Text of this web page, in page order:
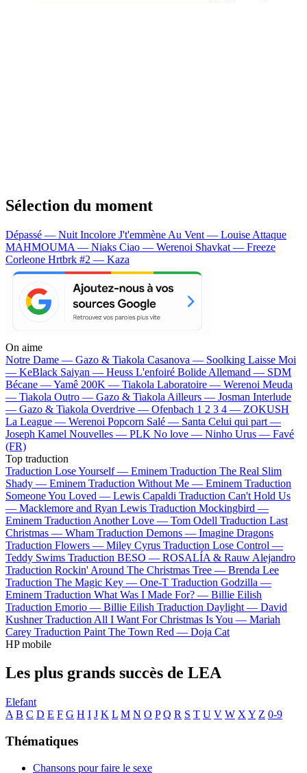
Sélection du moment
Dépassé — Nuit Incolore J't'emmène Au Vent — Louise Attaque
MAHMOUMA — Niaks Ciao — Werenoi Shavkat — Freeze
Corleone Hrtbrk #2 — Kaza
On aime
Notre Dame — Gazo & Tiakola Casanova — Soolking Laisse Moi
— KeBlack Saiyan — Heuss L'enfoiré Bolide Allemand — SDM
Bécane —Yamê 200K — Tiakola Laboratoire — Werenoi Meuda
— Tiakola Outro — Gazo & Tiakola Ailleurs — Josman Interlude
— Gazo & Tiakola Overdrive — Ofenbach 1 2 3 4 — ZOKUSH
La League — Werenoi Popcorn Salé — Santa Celui qui part —
Joseph Kamel Nouvelles — PLK No love — Ninho Urus — Favé
(FR)
Top traduction
Traduction Lose Yourself — Eminem Traduction The Real Slim
Shady — Eminem Traduction Without Me — Eminem Traduction
Someone You Loved — Lewis Capaldi Traduction Can't Hold Us
— Macklemore and Ryan Lewis Traduction Mockingbird —
Eminem Traduction Another Love — Tom Odell Traduction Last
Christmas — Wham Traduction Demons — Imagine Dragons
Traduction Flowers — Miley Cyrus Traduction Lose Control —
Teddy Swims Traduction BESO — ROSALÍA & Rauw Alejandro
Traduction Rockin' Around The Christmas Tree — Brenda Lee
Traduction The Magic Key — One-T Traduction Godzilla —
Eminem Traduction What Was I Made For? — Billie Eilish
Traduction Emorio — Billie Eilish Traduction Daylight — David
Kushner Traduction All I Want For Christmas Is You — Mariah
Carey Traduction Paint The Town Red — Doja Cat
HP mobile
Les plus grands succès de LEA
Elefant
A B C D E F G H I J K L M N O P Q R S T U V W X Y Z 0-9
Thématiques
Chansons pour faire le sexe